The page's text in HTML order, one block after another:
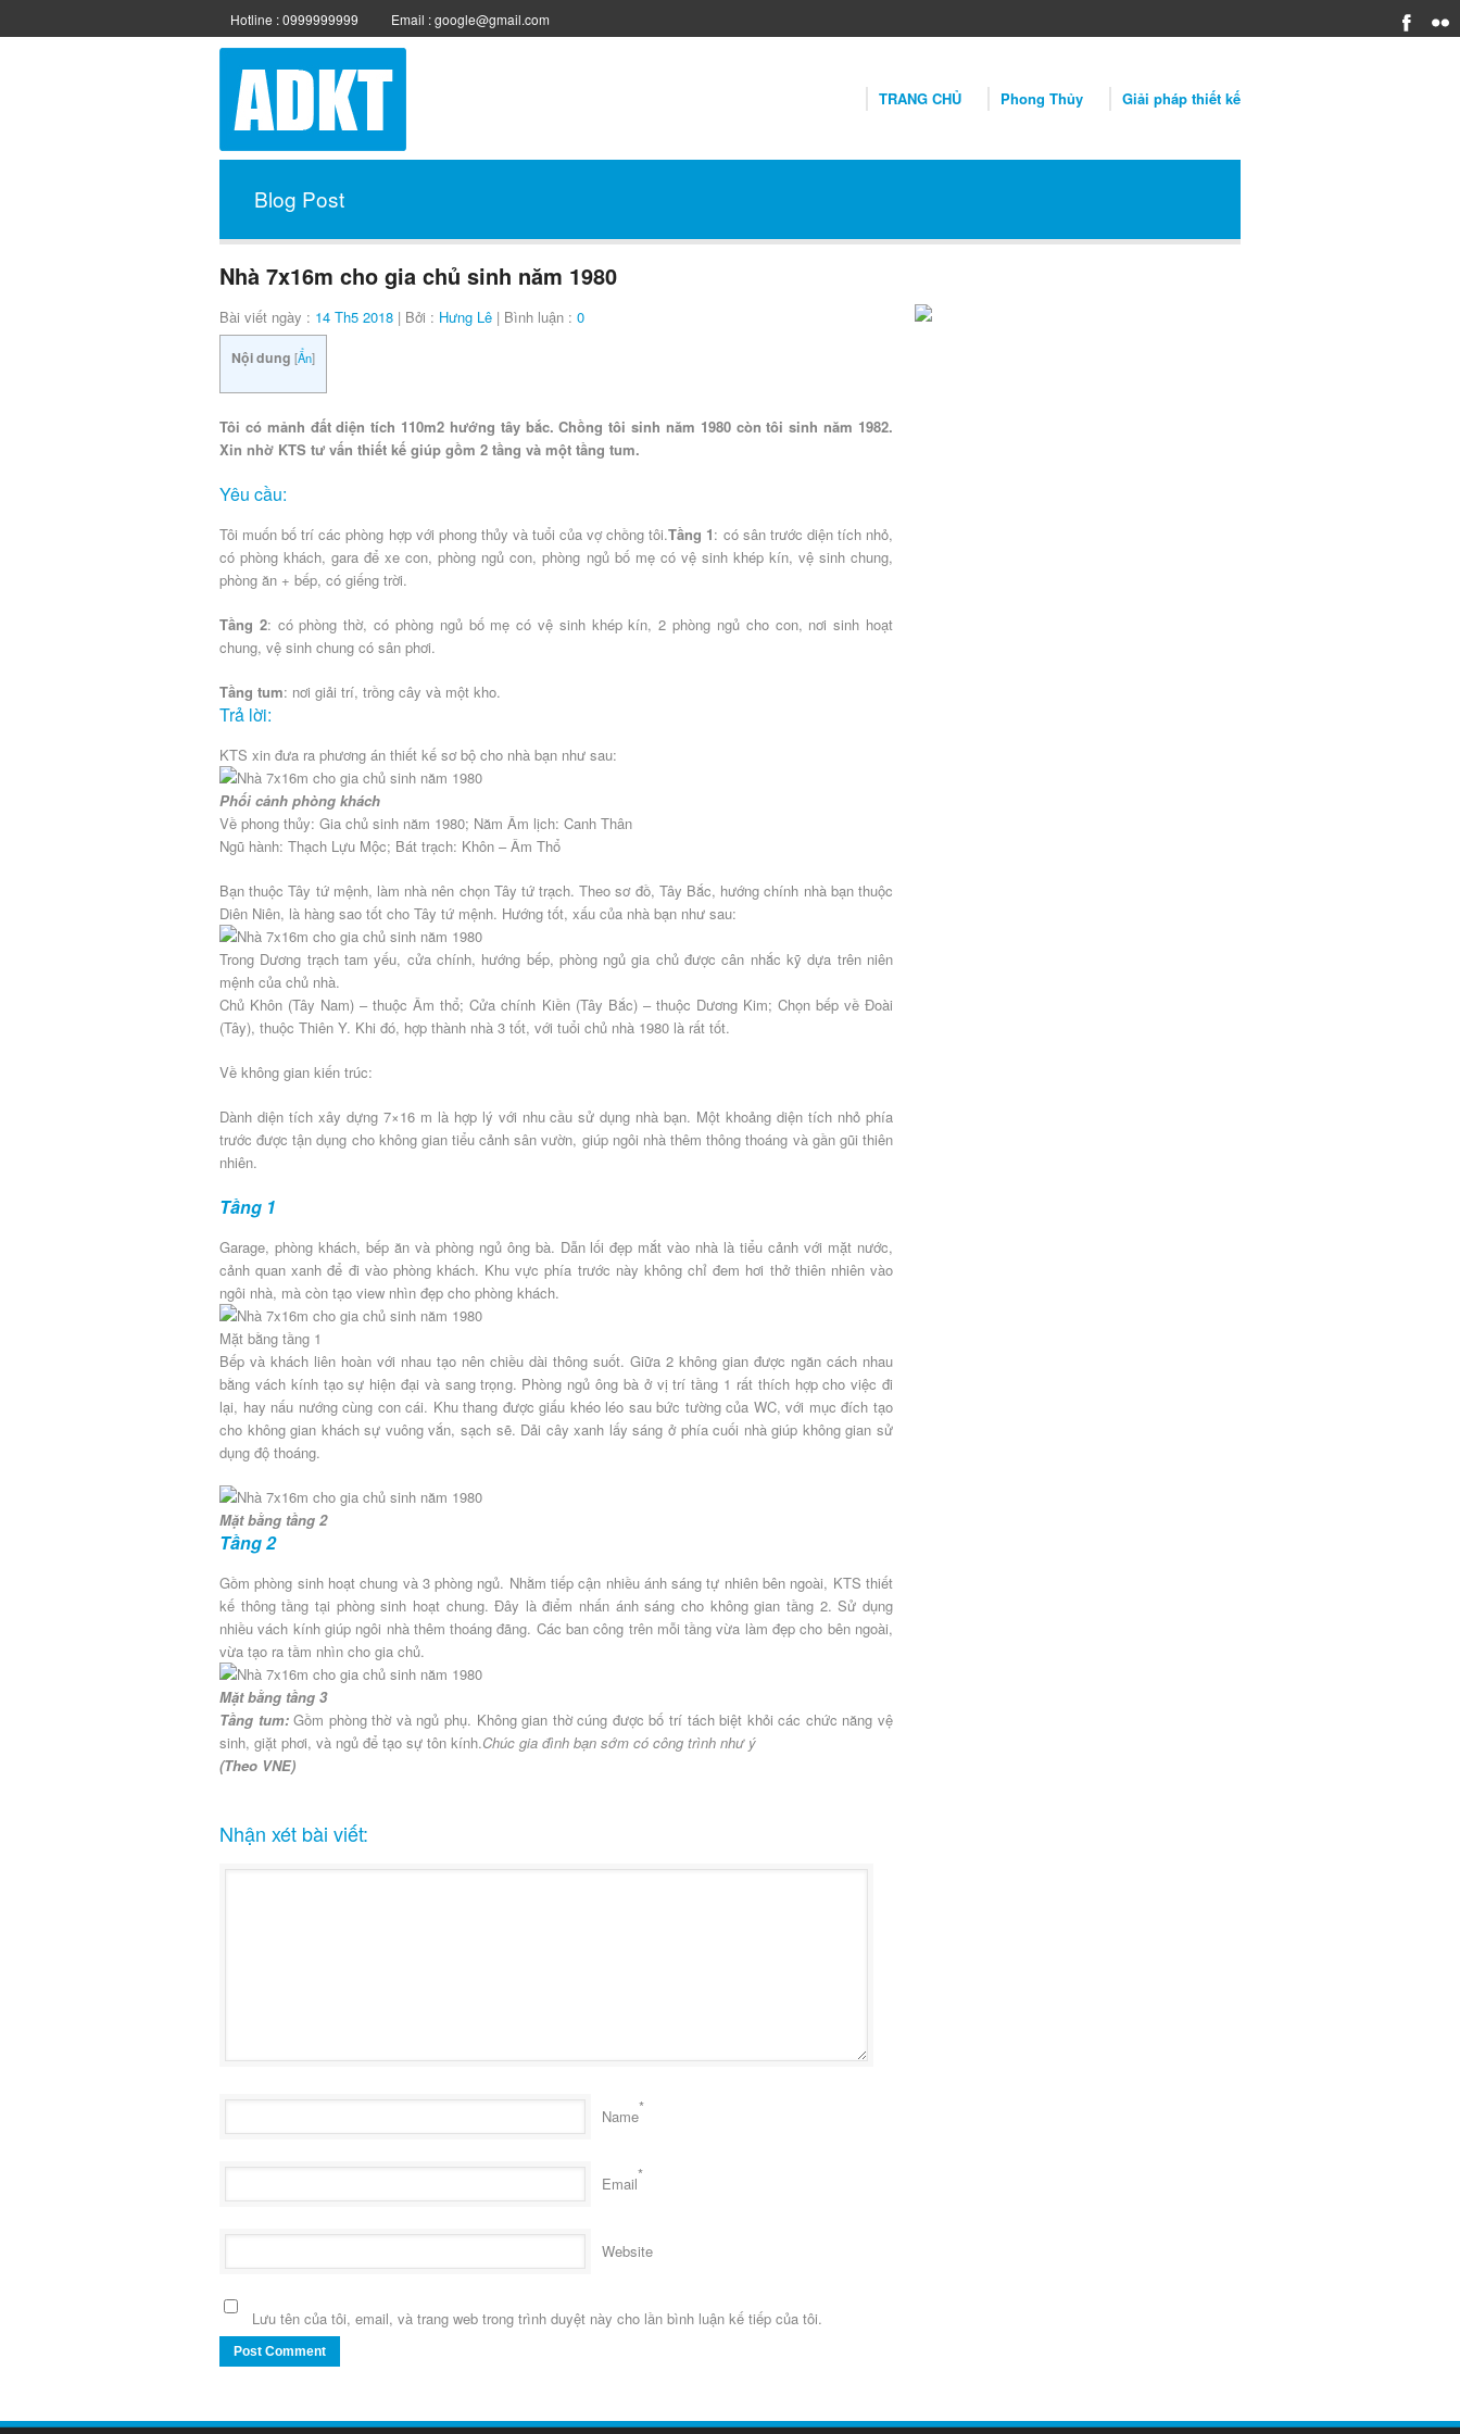
Hotline : 0999999999 Email : google@gmail.com
TRANG CHỦ Phong Thủy Giải pháp thiết kế
Blog Post
Nhà 7x16m cho gia chủ sinh năm 1980
Bài viết ngày : 14 Th5 2018 | Bởi : Hưng Lê | Bình luận : 0
Nội dung [Ẩn]
Tôi có mảnh đất diện tích 110m2 hướng tây bắc. Chồng tôi sinh năm 1980 còn tôi sinh năm 1982.
Xin nhờ KTS tư vấn thiết kế giúp gồm 2 tầng và một tầng tum.
Yêu cầu:
Tôi muốn bố trí các phòng hợp với phong thủy và tuổi của vợ chồng tôi.Tầng 1: có sân trước diện tích nhỏ,
có phòng khách, gara để xe con, phòng ngủ con, phòng ngủ bố mẹ có vệ sinh khép kín, vệ sinh chung,
phòng ăn + bếp, có giếng trời.
Tầng 2: có phòng thờ, có phòng ngủ bố mẹ có vệ sinh khép kín, 2 phòng ngủ cho con, nơi sinh hoạt
chung, vệ sinh chung có sân phơi.
Tầng tum: nơi giải trí, trồng cây và một kho.
Trả lời:
KTS xin đưa ra phương án thiết kế sơ bộ cho nhà bạn như sau:
Phối cảnh phòng khách
Về phong thủy: Gia chủ sinh năm 1980; Năm Âm lịch: Canh Thân
Ngũ hành: Thạch Lựu Mộc; Bát trạch: Khôn – Âm Thổ
Bạn thuộc Tây tứ mệnh, làm nhà nên chọn Tây tứ trạch. Theo sơ đồ, Tây Bắc, hướng chính nhà bạn thuộc
Diên Niên, là hàng sao tốt cho Tây tứ mệnh. Hướng tốt, xấu của nhà bạn như sau:
Trong Dương trạch tam yếu, cửa chính, hướng bếp, phòng ngủ gia chủ được cân nhắc kỹ dựa trên niên
mệnh của chủ nhà.
Chủ Khôn (Tây Nam) – thuộc Âm thổ; Cửa chính Kiền (Tây Bắc) – thuộc Dương Kim; Chọn bếp về Đoài
(Tây), thuộc Thiên Y. Khi đó, hợp thành nhà 3 tốt, với tuổi chủ nhà 1980 là rất tốt.
Về không gian kiến trúc:
Dành diện tích xây dựng 7×16 m là hợp lý với nhu cầu sử dụng nhà bạn. Một khoảng diện tích nhỏ phía
trước được tận dụng cho không gian tiểu cảnh sân vườn, giúp ngôi nhà thêm thông thoáng và gần gũi thiên
nhiên.
Tầng 1
Garage, phòng khách, bếp ăn và phòng ngủ ông bà. Dẫn lối đẹp mắt vào nhà là tiểu cảnh với mặt nước,
cảnh quan xanh để đi vào phòng khách. Khu vực phía trước này không chỉ đem hơi thở thiên nhiên vào
ngôi nhà, mà còn tạo view nhìn đẹp cho phòng khách.
Mặt bằng tầng 1
Bếp và khách liên hoàn với nhau tạo nên chiều dài thông suốt. Giữa 2 không gian được ngăn cách nhau
bằng vách kính tạo sự hiện đại và sang trọng. Phòng ngủ ông bà ở vị trí tầng 1 rất thích hợp cho việc đi
lại, hay nấu nướng cùng con cái. Khu thang được giấu khéo léo sau bức tường của WC, với mục đích tạo
cho không gian khách sự vuông vắn, sạch sẽ. Dải cây xanh lấy sáng ở phía cuối nhà giúp không gian sử
dụng độ thoáng.
Mặt bằng tầng 2
Tầng 2
Gồm phòng sinh hoạt chung và 3 phòng ngủ. Nhằm tiếp cận nhiều ánh sáng tự nhiên bên ngoài, KTS thiết
kế thông tầng tại phòng sinh hoạt chung. Đây là điểm nhấn ánh sáng cho không gian tầng 2. Sử dụng
nhiều vách kính giúp ngôi nhà thêm thoáng đãng. Các ban công trên mỗi tầng vừa làm đẹp cho bên ngoài,
vừa tạo ra tầm nhìn cho gia chủ.
Mặt bằng tầng 3
Tầng tum:Gồm phòng thờ và ngủ phụ. Không gian thờ cúng được bố trí tách biệt khỏi các chức năng vệ
sinh, giặt phơi, và ngủ để tạo sự tôn kính.Chúc gia đình bạn sớm có công trình như ý
(Theo VNE)
Nhận xét bài viết:
Name*
Email*
Website
Lưu tên của tôi, email, và trang web trong trình duyệt này cho lần bình luận kế tiếp của tôi.